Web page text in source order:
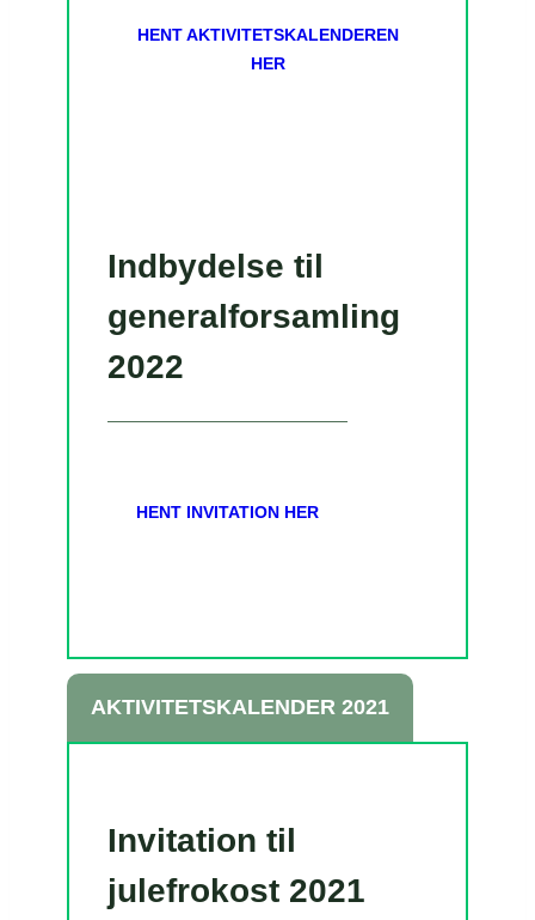
HENT AKTIVITETSKALENDEREN
HER
Indbydelse til
generalforsamling
2022
HENT INVITATION HER
AKTIVITETSKALENDER 2021
Invitation til
julefrokost 2021